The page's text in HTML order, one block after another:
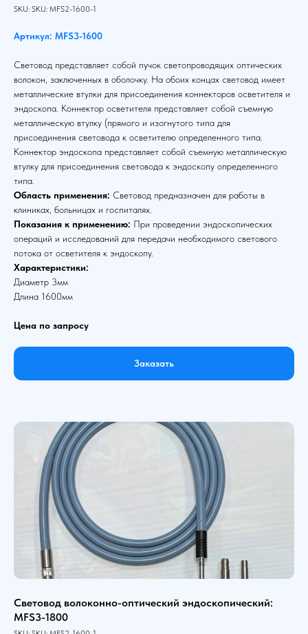
SKU: SKU: MFS2-1600-1
Артикул: MFS3-1600
Световод представляет собой пучок светопроводящих оптических
волокон, заключенных в оболочку. На обоих концах световод имеет
металлические втулки для присоединения коннекторов осветителя и
эндоскопа. Коннектор осветителя представляет собой съемную
металлическую втулку (прямого и изогнутого типа для
присоединения световода к осветителю определенного типа.
Коннектор эндоскопа представляет собой съемную металлическую
втулку для присоединения световода к эндоскопу определенного
типа.
Область применения: Световод предназначен для работы в
клиниках, больницах и госпиталях.
Показания к применению: При проведении эндоскопических
операций и исследований для передачи необходимого светового
потока от осветителя к эндоскопу.
Характеристики:
Диаметр 3мм
Длина 1600мм
Цена по запросу
Заказать
Световод волоконно-оптический эндоскопический:
MFS3-1800